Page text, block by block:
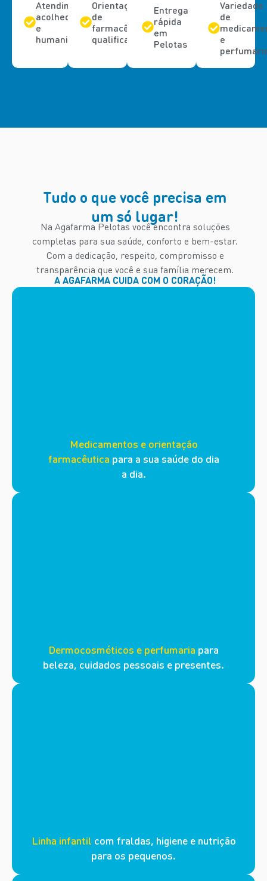
Atendimento
acolhedor
e
humanizado
Orientação
de
farmacêuticos
qualificados
Entrega
rápida
em
Pelotas
Variedade
de
e
Tudo o que você precisa em
um só lugar!
Na Agafarma Pelotas você encontra soluções
completas para sua saúde, conforto e bem-estar.
Com a dedicação, respeito, compromisso e
transparência que você e sua família merecem.
A AGAFARMA CUIDA COM O CORAÇÃO!
Medicamentos e orientação
farmacêutica para a sua saúde do dia
a dia.
Dermocosméticos e perfumaria para
beleza, cuidados pessoais e presentes.
Linha infantil com fraldas, higiene e nutrição
para os pequenos.